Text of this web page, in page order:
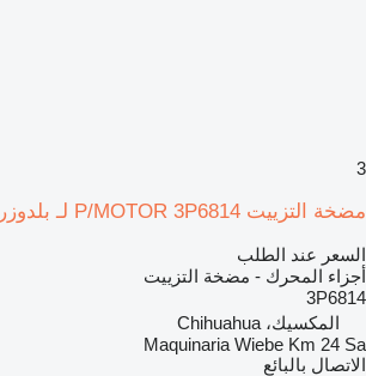
3
مضخة التزييت P/MOTOR 3P6814 لـ بلدوزر Caterpillar D6D
السعر عند الطلب
أجزاء المحرك - مضخة التزييت
3P6814
المكسيك، Chihuahua
Maquinaria Wiebe Km 24 Sa
الاتصال بالبائع